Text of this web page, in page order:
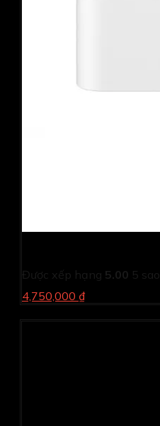
Được xếp hạng 5.00 5 sao
4,750,000 ₫